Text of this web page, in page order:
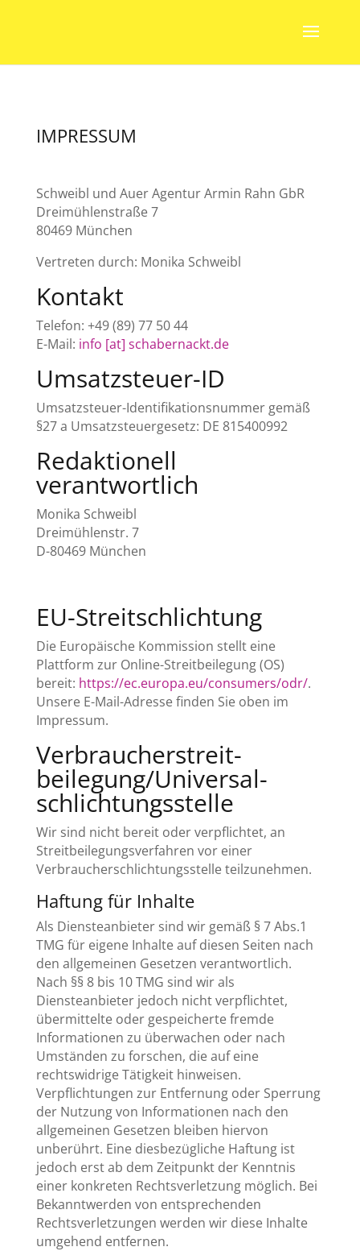
IMPRESSUM
Schweibl und Auer Agentur Armin Rahn GbR
Dreimühlenstraße 7
80469 München
Vertreten durch: Monika Schweibl
Kontakt
Telefon: +49 (89) 77 50 44
E-Mail: info [at] schabernackt.de
Umsatzsteuer-ID
Umsatzsteuer-Identifikationsnummer gemäß
§27 a Umsatzsteuergesetz: DE 815400992
Redaktionell
verantwortlich
Monika Schweibl
Dreimühlenstr. 7
D-80469 München
EU-Streitschlichtung
Die Europäische Kommission stellt eine
Plattform zur Online-Streitbeilegung (OS)
bereit: https://ec.europa.eu/consumers/odr/.
Unsere E-Mail-Adresse finden Sie oben im
Impressum.
Verbraucher­streit­
beilegung/Universal­
schlichtungs­stelle
Wir sind nicht bereit oder verpflichtet, an
Streitbeilegungsverfahren vor einer
Verbraucherschlichtungsstelle teilzunehmen.
Haftung für Inhalte
Als Diensteanbieter sind wir gemäß § 7 Abs.1
TMG für eigene Inhalte auf diesen Seiten nach
den allgemeinen Gesetzen verantwortlich.
Nach §§ 8 bis 10 TMG sind wir als
Diensteanbieter jedoch nicht verpflichtet,
übermittelte oder gespeicherte fremde
Informationen zu überwachen oder nach
Umständen zu forschen, die auf eine
rechtswidrige Tätigkeit hinweisen.
Verpflichtungen zur Entfernung oder Sperrung
der Nutzung von Informationen nach den
allgemeinen Gesetzen bleiben hiervon
unberührt. Eine diesbezügliche Haftung ist
jedoch erst ab dem Zeitpunkt der Kenntnis
einer konkreten Rechtsverletzung möglich. Bei
Bekanntwerden von entsprechenden
Rechtsverletzungen werden wir diese Inhalte
umgehend entfernen.